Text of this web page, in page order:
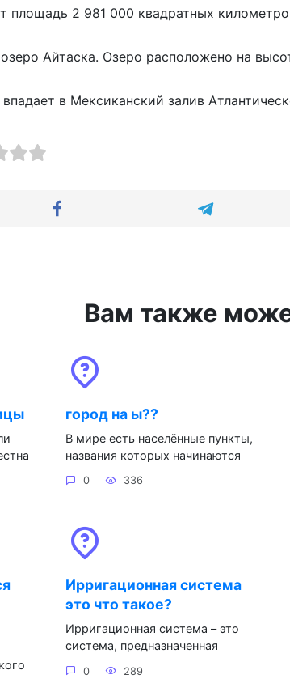
площадь 2 981 000 квадратных
Айтаска. Озеро расположено на
в Мексиканский залив
Вам также
город на ы??
В мире есть населённые пункты,
названия которых начинаются
0 336
Ирригационная система
это что такое?
Ирригационная система – это
система, предназначенная
0 289